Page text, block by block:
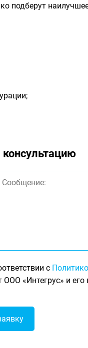
подберут
консультацию
с
«Интегрус» и его